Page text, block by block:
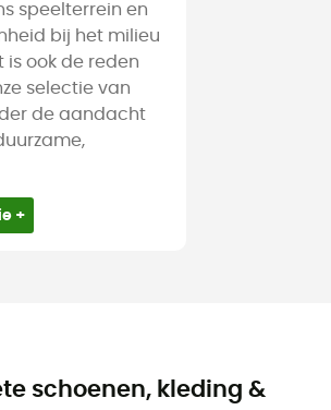
speelterrein en
bij het milieu
is ook de reden
selectie van
de aandacht
+
schoenen, kleding &